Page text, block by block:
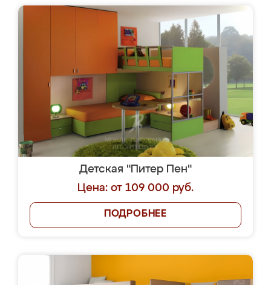
Детская "Питер Пен"
Цена: от 109 000 руб.
ПОДРОБНЕЕ